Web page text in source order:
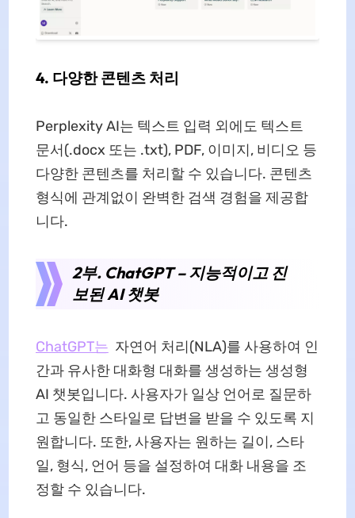
4. 다양한 콘텐츠 처리
Perplexity AI는 텍스트 입력 외에도 텍스트
문서(.docx 또는 .txt), PDF, 이미지, 비디오 등
다양한 콘텐츠를 처리할 수 있습니다. 콘텐츠
형식에 관계없이 완벽한 검색 경험을 제공합
니다.
2부. ChatGPT – 지능적이고 진
보된 AI 챗봇
ChatGPT는 자연어 처리(NLA)를 사용하여 인
간과 유사한 대화형 대화를 생성하는 생성형
AI 챗봇입니다. 사용자가 일상 언어로 질문하
고 동일한 스타일로 답변을 받을 수 있도록 지
원합니다. 또한, 사용자는 원하는 길이, 스타
일, 형식, 언어 등을 설정하여 대화 내용을 조
정할 수 있습니다.